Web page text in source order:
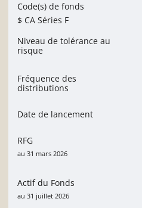
Code(s) de fonds
$ CA Séries F
Niveau de tolérance au
risque
Fréquence des
distributions
Date de lancement
RFG
au 31 mars 2026
Actif du Fonds
au 31 juillet 2026